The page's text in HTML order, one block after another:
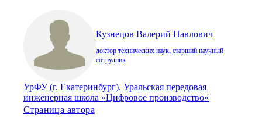
Кузнецов Валерий Павлович
доктор технических наук, старший научный
сотрудник
УрФУ (г. Екатеринбург). Уральская передовая
инженерная школа «Цифровое производство»
Страница автора